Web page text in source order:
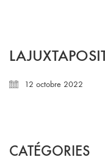
12 octobre 2022
CATÉGORIES